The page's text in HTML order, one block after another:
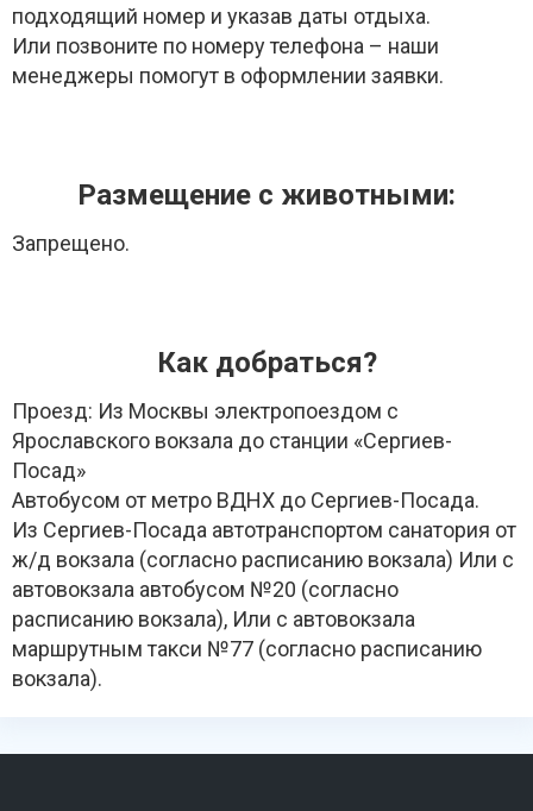
подходящий номер и указав даты отдыха.
Или позвоните по номеру телефона – наши
менеджеры помогут в оформлении заявки.
Размещение с животными:
Запрещено.
Как добраться?
Проезд: Из Москвы электропоездом с
Ярославского вокзала до станции «Сергиев-
Посад»
Автобусом от метро ВДНХ до Сергиев-Посада.
Из Сергиев-Посада автотранспортом санатория от
ж/д вокзала (согласно расписанию вокзала) Или с
автовокзала автобусом №20 (согласно
расписанию вокзала), Или с автовокзала
маршрутным такси №77 (согласно расписанию
вокзала).